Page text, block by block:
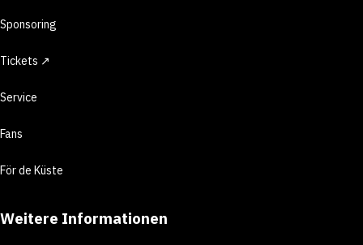
Sponsoring
Tickets ↗
Service
Fans
För de Küste
Weitere Informationen